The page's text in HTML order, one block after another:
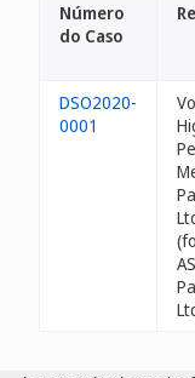
Número
do Caso
DSO2020-
0001